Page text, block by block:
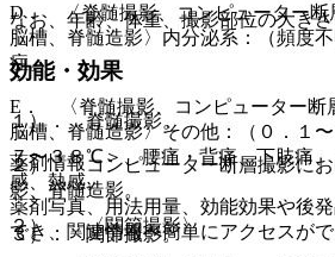
D． 〈脊髄撮影、コンピューター断
脳槽、脊髄造影〉内分泌系：（頻度
症。
E． 〈脊髄撮影、コンピューター断
脳槽、脊髄造影〉その他：（０．１
７〜３８℃＞、腰痛・背痛、下肢痛
感、熱感。
２）． 〈関節撮影〉
なお、年齢、体重、撮影部位の大きさ
効能・効果
１）． 脊髄撮影。
２）． コンピューター断層撮影に
影、脊髄造影。
３）． 関節撮影。
薬剤情報
薬剤写真、用法用量、効能効果や後
でき、関連情報へ簡単にアクセスがで